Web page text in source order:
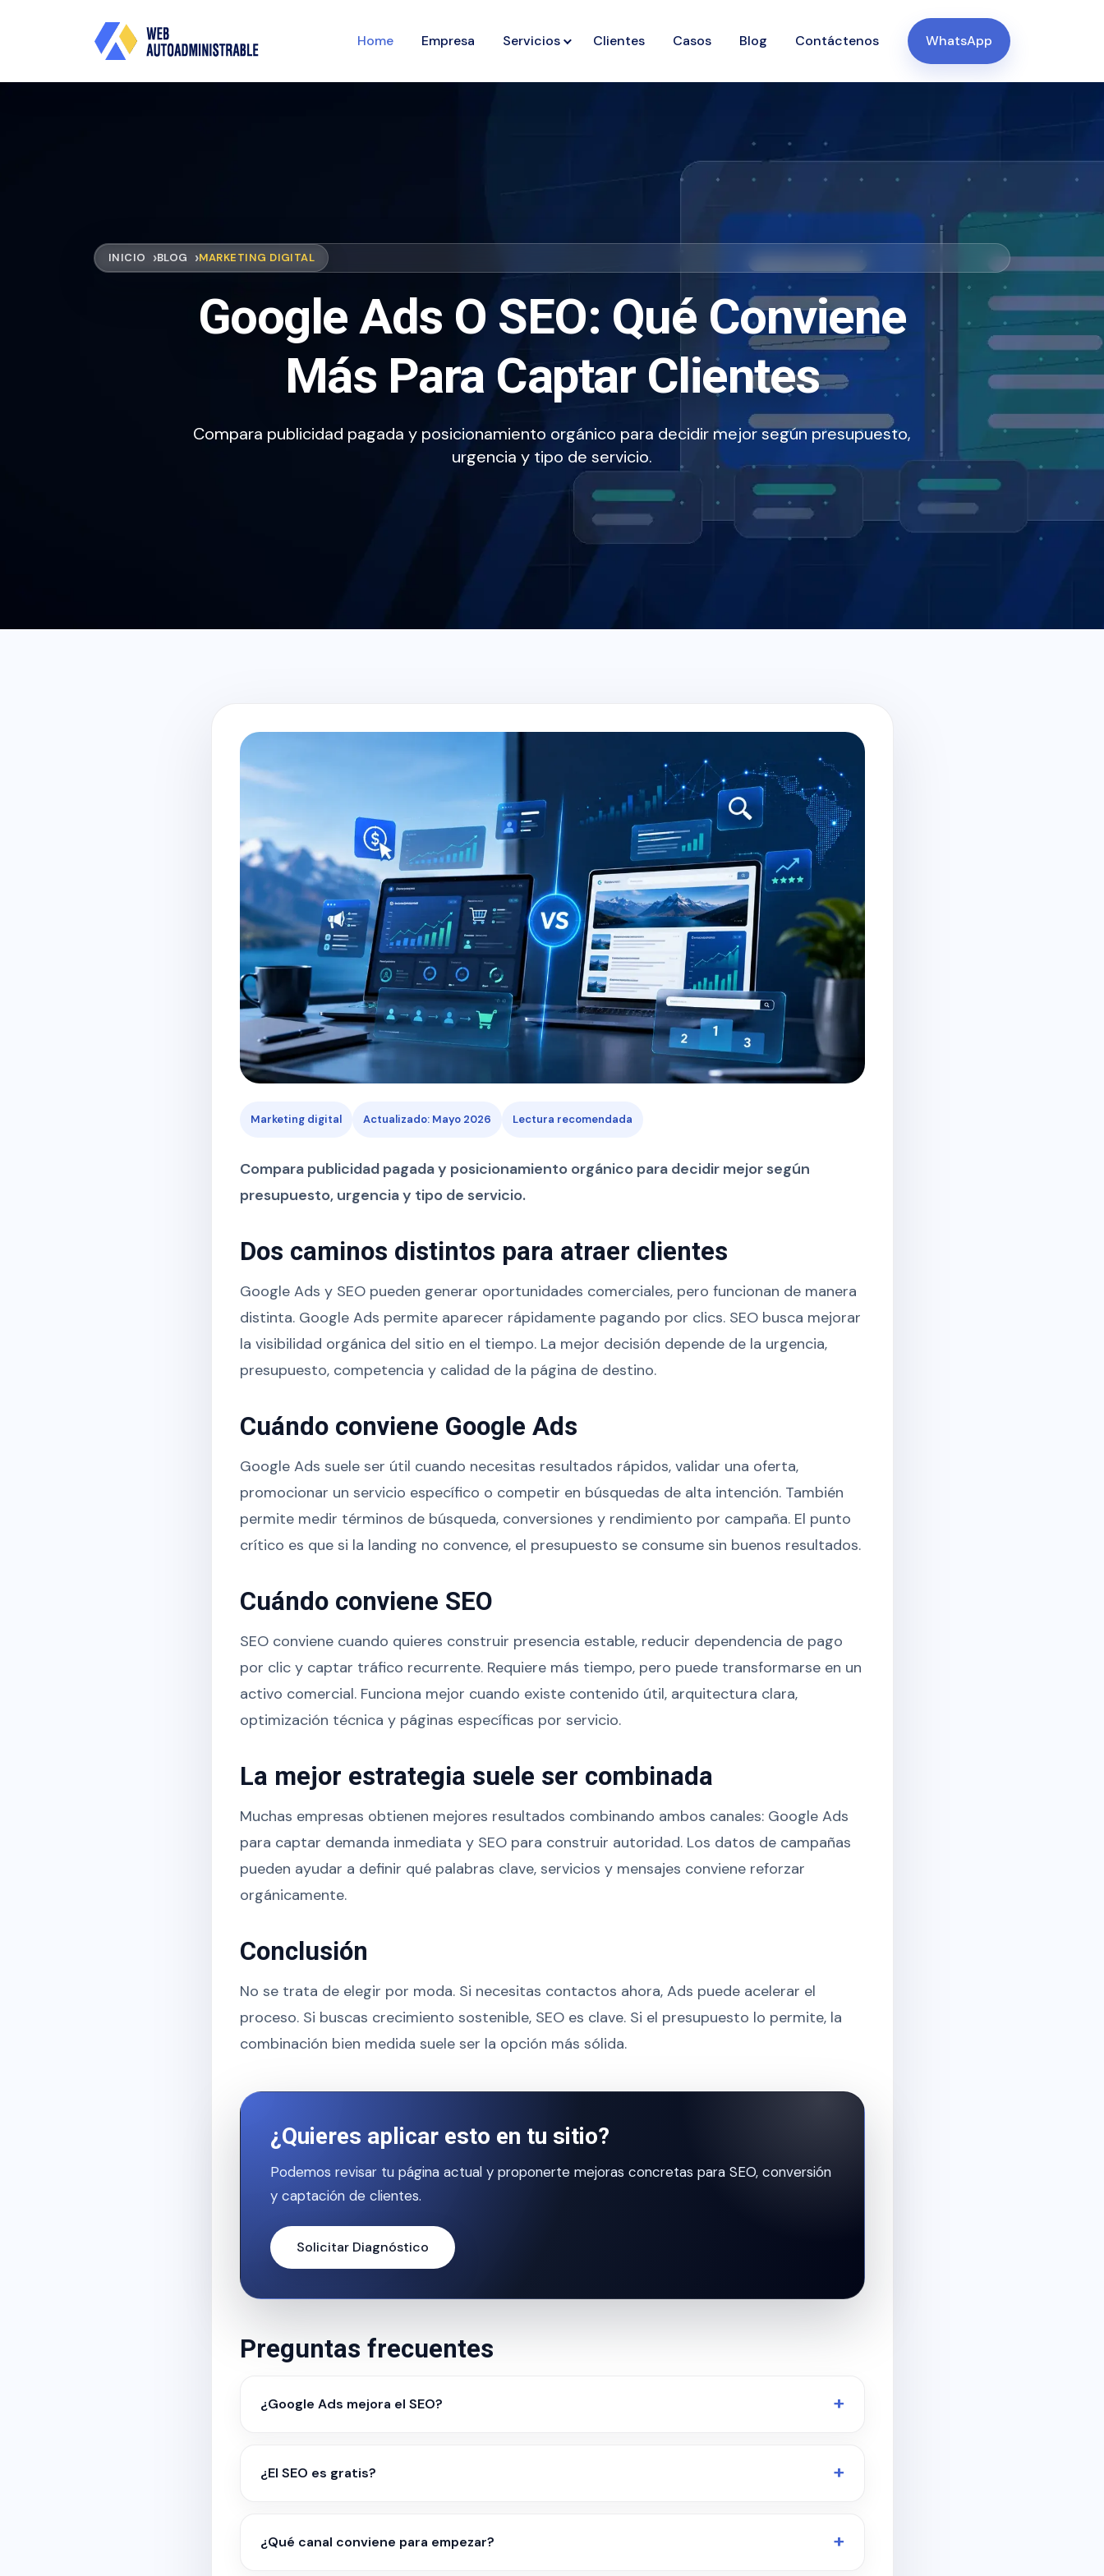
Home Empresa Servicios Clientes Casos Blog Contáctenos WhatsApp
INICIO BLOG MARKETING DIGITAL
Google Ads O SEO: Qué Conviene
Más Para Captar Clientes
Compara publicidad pagada y posicionamiento orgánico para decidir mejor según presupuesto,
urgencia y tipo de servicio.
Marketing digital Actualizado: Mayo 2026 Lectura recomendada
Compara publicidad pagada y posicionamiento orgánico para decidir mejor según
presupuesto, urgencia y tipo de servicio.
Dos caminos distintos para atraer clientes
Google Ads y SEO pueden generar oportunidades comerciales, pero funcionan de manera
distinta. Google Ads permite aparecer rápidamente pagando por clics. SEO busca mejorar
la visibilidad orgánica del sitio en el tiempo. La mejor decisión depende de la urgencia,
presupuesto, competencia y calidad de la página de destino.
Cuándo conviene Google Ads
Google Ads suele ser útil cuando necesitas resultados rápidos, validar una oferta,
promocionar un servicio específico o competir en búsquedas de alta intención. También
permite medir términos de búsqueda, conversiones y rendimiento por campaña. El punto
crítico es que si la landing no convence, el presupuesto se consume sin buenos resultados.
Cuándo conviene SEO
SEO conviene cuando quieres construir presencia estable, reducir dependencia de pago
por clic y captar tráfico recurrente. Requiere más tiempo, pero puede transformarse en un
activo comercial. Funciona mejor cuando existe contenido útil, arquitectura clara,
optimización técnica y páginas específicas por servicio.
La mejor estrategia suele ser combinada
Muchas empresas obtienen mejores resultados combinando ambos canales: Google Ads
para captar demanda inmediata y SEO para construir autoridad. Los datos de campañas
pueden ayudar a definir qué palabras clave, servicios y mensajes conviene reforzar
orgánicamente.
Conclusión
No se trata de elegir por moda. Si necesitas contactos ahora, Ads puede acelerar el
proceso. Si buscas crecimiento sostenible, SEO es clave. Si el presupuesto lo permite, la
combinación bien medida suele ser la opción más sólida.
¿Quieres aplicar esto en tu sitio?
Podemos revisar tu página actual y proponerte mejoras concretas para SEO, conversión
y captación de clientes.
Solicitar Diagnóstico
Preguntas frecuentes
¿Google Ads mejora el SEO?
¿El SEO es gratis?
¿Qué canal conviene para empezar?